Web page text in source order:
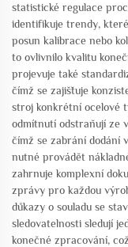
statistické regulace
identifikuje trendy,
posun kalibrace nebo
to ovlivnilo kvalitu
projevuje také
čímž se zajišťuje
stroj konkrétní ocelové
odmítnutí odstraňují ze
čímž se zabrání dodání
nutné provádět
zahrnuje komplexní
zprávy pro každou
důkazy o souladu se
sledovatelnosti sledují
konečné zpracování,